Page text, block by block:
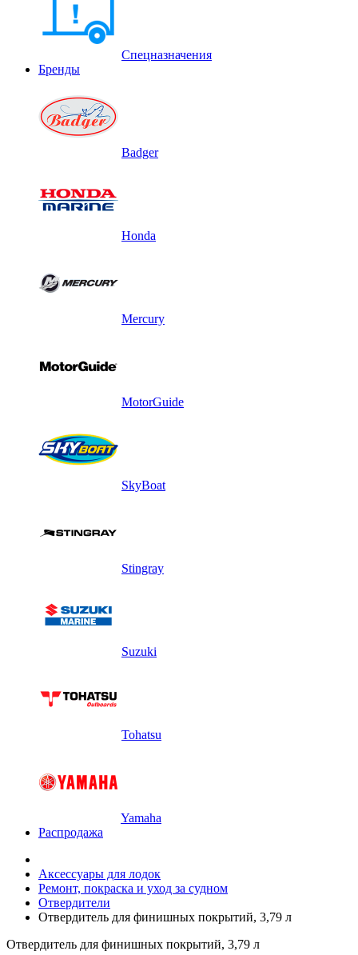
Спецназначения
Бренды
Badger
Honda
Mercury
MotorGuide
SkyBoat
Stingray
Suzuki
Tohatsu
Yamaha
Распродажа
Аксессуары для лодок
Ремонт, покраска и уход за судном
Отвердители
Отвердитель для финишных покрытий, 3,79 л
Отвердитель для финишных покрытий, 3,79 л